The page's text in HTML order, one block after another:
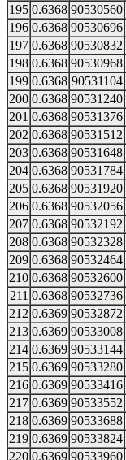
195 0.6368 90530560
196 0.6368 90530696
197 0.6368 90530832
198 0.6368 90530968
199 0.6368 90531104
200 0.6368 90531240
201 0.6368 90531376
202 0.6368 90531512
203 0.6368 90531648
204 0.6368 90531784
205 0.6368 90531920
206 0.6368 90532056
207 0.6368 90532192
208 0.6368 90532328
209 0.6368 90532464
210 0.6368 90532600
211 0.6368 90532736
212 0.6369 90532872
213 0.6369 90533008
214 0.6369 90533144
215 0.6369 90533280
216 0.6369 90533416
217 0.6369 90533552
218 0.6369 90533688
219 0.6369 90533824
220 0.6369 90533960